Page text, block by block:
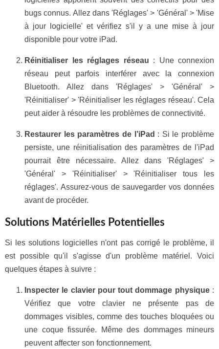
bugs connus. Allez dans 'Réglages' > 'Général' > 'Mise
à jour logicielle' et vérifiez s'il y a une mise à jour
disponible pour votre iPad.
Réinitialiser les réglages réseau : Une connexion
réseau peut parfois interférer avec la connexion
Bluetooth. Allez dans 'Réglages' > 'Général' >
'Réinitialiser' > 'Réinitialiser les réglages réseau'. Cela
peut aider à résoudre les problèmes de connectivité.
Restaurer les paramètres de l’iPad : Si le problème
persiste, une réinitialisation des paramètres de l'iPad
pourrait être nécessaire. Allez dans 'Réglages' >
'Général' > 'Réinitialiser' > 'Réinitialiser tous les
réglages'. Assurez-vous de sauvegarder vos données
avant de procéder.
Solutions Matérielles Potentielles
Si les solutions logicielles n'ont pas corrigé le problème, il
est possible qu'il s'agisse d'un problème matériel. Voici
quelques étapes à suivre :
Inspecter le clavier pour tout dommage physique:
Vérifiez que votre clavier ne présente pas de
dommages visibles, comme des touches bloquées ou
une coque fissurée. Même des dommages mineurs
peuvent affecter son fonctionnement.